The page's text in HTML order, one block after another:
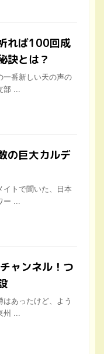
れば100回成
訣とは？
一番新しい天の声の
部 ...
の巨大カルデ
イトで聞いた、日本
ー ...
ャンネル！つ
はあったけど、よう
州 ...